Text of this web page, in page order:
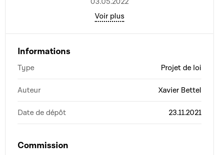
Voir plus
Informations
Type Projet de loi
Auteur Xavier Bettel
Date de dépôt 23.11.2021
Commission